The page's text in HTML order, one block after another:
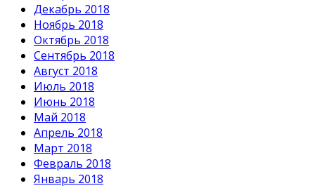
Декабрь 2018
Ноябрь 2018
Октябрь 2018
Сентябрь 2018
Август 2018
Июль 2018
Июнь 2018
Май 2018
Апрель 2018
Март 2018
Февраль 2018
Январь 2018